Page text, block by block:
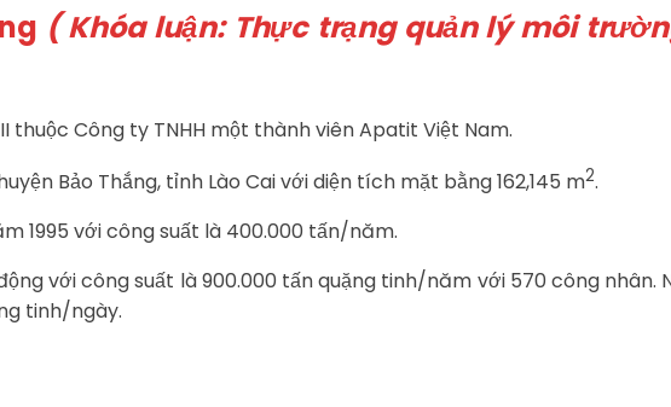
( Khóa luận: Thực trạng quản lý môi
thuộc Công ty TNHH một thành viên Apatit Việt Nam.
Bảo Thắng, tỉnh Lào Cai với diện tích mặt bằng 162,145 m2.
1995 với công suất là 400.000 tấn/năm.
với công suất là 900.000 tấn quặng tinh/năm với 570 công nhân.
tinh/ngày.